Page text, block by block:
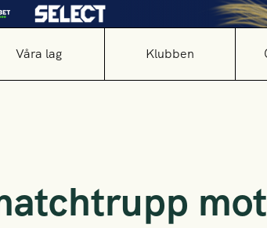
Våra lag Klubben